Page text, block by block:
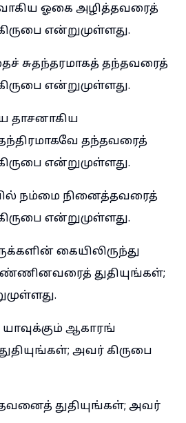
ஓகை அழித்தவரைத்
என்றுமுள்ளது.
சுதந்தரமாகத் தந்தவரைத்
என்றுமுள்ளது.
தாசனாகிய
தந்தவரைத்
என்றுமுள்ளது.
நம்மை நினைத்தவரைத்
என்றுமுள்ளது.
கையிலிருந்து
துதியுங்கள்;
ஆகாரங்
அவர் கிருபை
துதியுங்கள்; அவர்